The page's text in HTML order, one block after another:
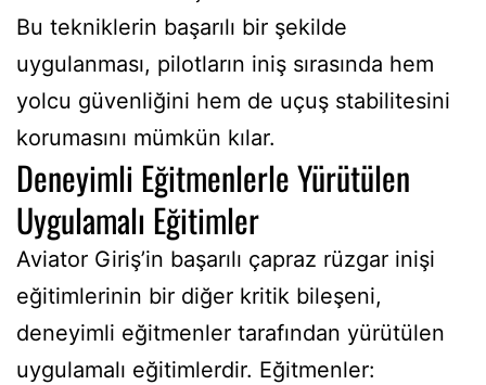
Bu tekniklerin başarılı bir şekilde
uygulanması, pilotların iniş sırasında hem
yolcu güvenliğini hem de uçuş stabilitesini
korumasını mümkün kılar.
Deneyimli Eğitmenlerle Yürütülen
Uygulamalı Eğitimler
Aviator Giriş’in başarılı çapraz rüzgar inişi
eğitimlerinin bir diğer kritik bileşeni,
deneyimli eğitmenler tarafından yürütülen
uygulamalı eğitimlerdir. Eğitmenler: